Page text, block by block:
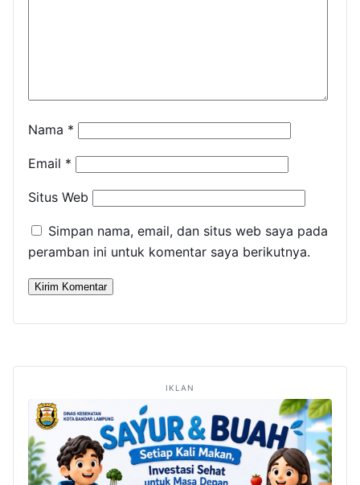
Nama *
Email *
Situs Web
Simpan nama, email, dan situs web saya pada
peramban ini untuk komentar saya berikutnya.
IKLAN